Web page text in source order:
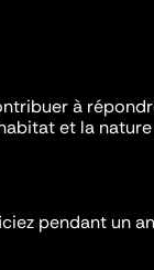
à
et la
pendant un